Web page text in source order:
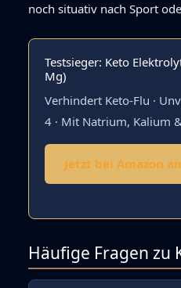
noch situativ nach Sport
Testsieger: Keto
Mg)
Verhindert Keto-Flu ·
4 · Mit Natrium, Kalium
Jetzt bei Amazon
Häufige Fragen zu